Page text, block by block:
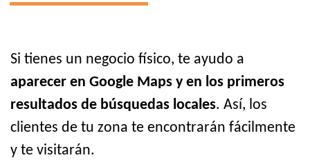
Si tienes un negocio físico, te ayudo a
aparecer en Google Maps y en los primeros
resultados de búsquedas locales. Así, los
clientes de tu zona te encontrarán fácilmente
y te visitarán.